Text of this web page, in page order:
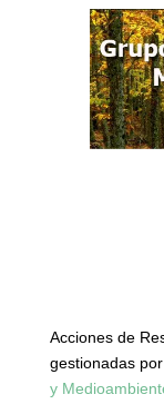
Acciones de
gestionadas
y